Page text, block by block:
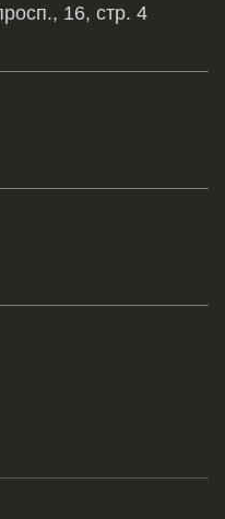
16, стр. 4